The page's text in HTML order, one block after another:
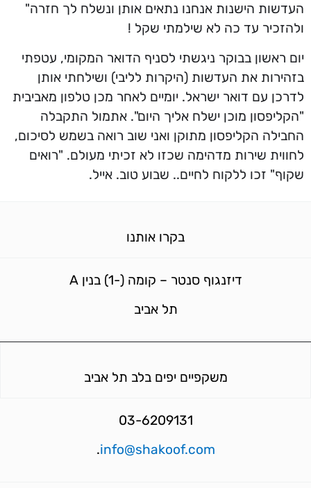
העדשות הישנות אנחנו נתאים אותן ונשלח לך חזרה"
ולהזכיר עד כה לא שילמתי שקל !
יום ראשון בבוקר ניגשתי לסניף הדואר המקומי, עטפתי
בזהירות את העדשות (היקרות לליבי) ושילחתי אותן
לדרכן עם דואר ישראל. יומיים לאחר מכן טלפון מאביבית
"הקליפסון מוכן ישלח אליך היום". אתמול התקבלה
החבילה הקליפסון מתוקן ואני שוב רואה בשמש לסיכום,
לחווית שירות מדהימה שכזו לא זכיתי מעולם. "רואים
שקוף" זכו ללקוח לחיים.. שבוע טוב. אייל.
בקרו אותנו
דיזנגוף סנטר – קומה (-1) בנין A
תל אביב
משקפיים יפים בלב תל אביב
03-6209131
info@shakoof.com
.